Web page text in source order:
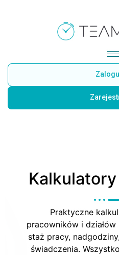
Praktyczne
pracowników i
staż pracy,
świadczenia.